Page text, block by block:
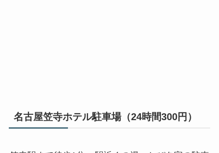
名古屋笠寺ホテル駐車場（24時間300円）